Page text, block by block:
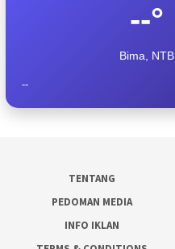
--°
Bima, NTB
--
TENTANG
PEDOMAN MEDIA
INFO IKLAN